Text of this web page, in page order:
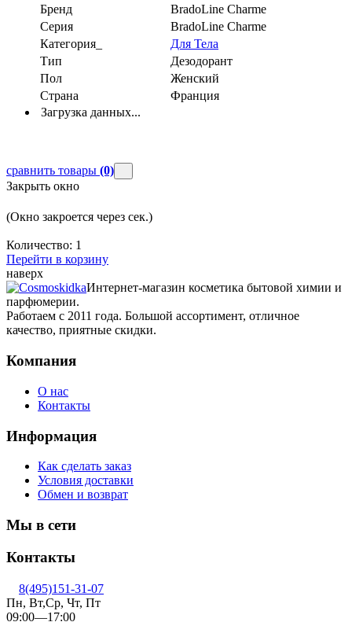
Бренд
BradoLine Charme
Серия
BradoLine Charme
Категория_
Для Тела
Тип
Дезодорант
Пол
Женский
Страна
Франция
Загрузка данных...
сравнить товары (0)
Закрыть окно
(Окно закроется через сек.)
Количество: 1
Перейти в корзину
наверх
Интернет-магазин косметика бытовой химии и
парфюмерии.
Работаем с 2011 года. Большой ассортимент, отличное
качество, приятные скидки.
Компания
О нас
Контакты
Информация
Как сделать заказ
Условия доставки
Обмен и возврат
Мы в сети
Контакты
8(495)151-31-07
Пн, Вт,Ср, Чт, Пт
09:00—17:00